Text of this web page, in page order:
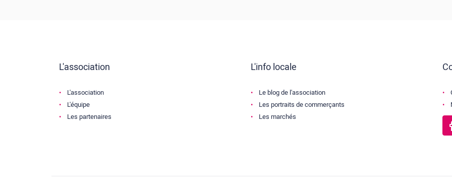
L'association
L'association
L'équipe
Les partenaires
L'info locale
Le blog de l'association
Les portraits de commerçants
Les marchés